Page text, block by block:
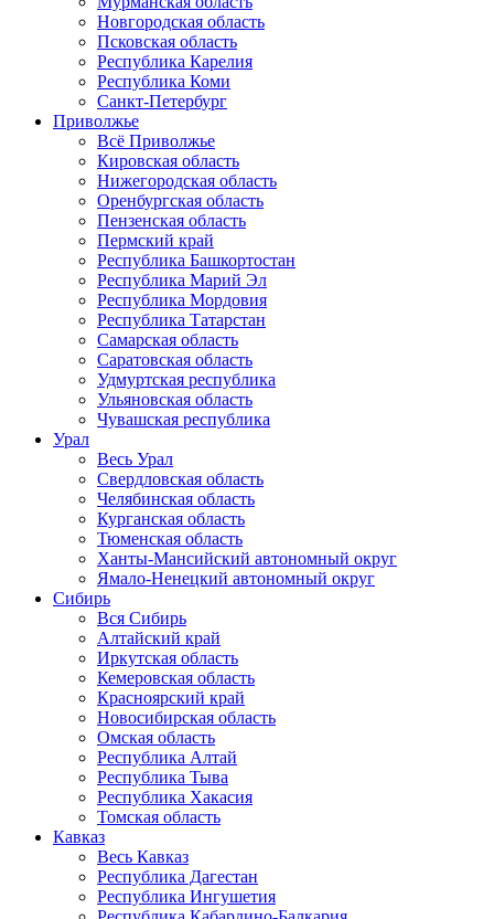
Новгородская область
Псковская область
Республика Карелия
Республика Коми
Санкт-Петербург
Приволжье
Всё Приволжье
Кировская область
Нижегородская область
Оренбургская область
Пензенская область
Пермский край
Республика Башкортостан
Республика Марий Эл
Республика Мордовия
Республика Татарстан
Самарская область
Саратовская область
Удмуртская республика
Ульяновская область
Чувашская республика
Урал
Весь Урал
Свердловская область
Челябинская область
Курганская область
Тюменская область
Ханты-Мансийский автономный округ
Ямало-Ненецкий автономный округ
Сибирь
Вся Сибирь
Алтайский край
Иркутская область
Кемеровская область
Красноярский край
Новосибирская область
Омская область
Республика Алтай
Республика Тыва
Республика Хакасия
Томская область
Кавказ
Весь Кавказ
Республика Дагестан
Республика Ингушетия